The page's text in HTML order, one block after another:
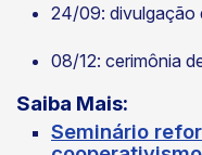
24/09: divulgação
08/12: cerimônia
Saiba Mais:
Seminário